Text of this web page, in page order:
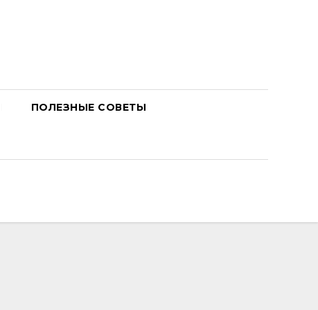
ПОЛЕЗНЫЕ СОВЕТЫ